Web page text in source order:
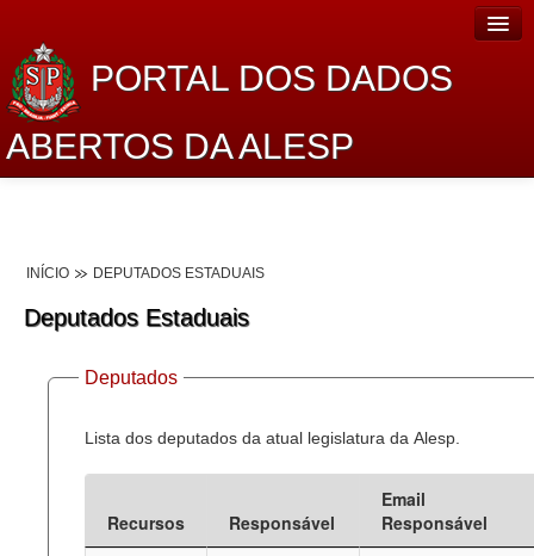
PORTAL DOS DADOS
ABERTOS DA ALESP
Lei de Acesso à Informação
Dados Governamentais Abertos
Planejamento
Catálogo de dados
Processo Legislativo
INÍCIO DEPUTADOS ESTADUAIS
Deputados Estaduais
Deputados
Lista dos deputados da atual legislatura da Alesp.
Recursos Responsável
Email
Responsável